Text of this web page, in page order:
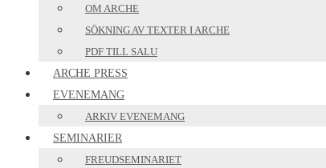
OM ARCHE
SÖKNING AV TEXTER I ARCHE
PDF TILL SALU
ARCHE PRESS
EVENEMANG
ARKIV EVENEMANG
SEMINARIER
FREUDSEMINARIET